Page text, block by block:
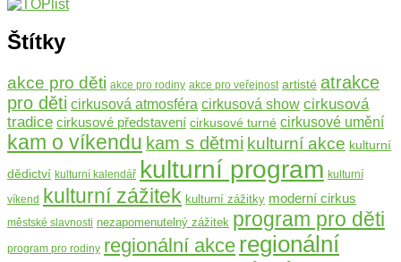
Štítky
akce pro děti akce pro rodiny akce pro veřejnost artisté atrakce
pro děti cirkusová atmosféra cirkusová show cirkusová
tradice cirkusové představení cirkusové turné cirkusové umění
kam o víkendu kam s dětmi kulturní akce kulturní
dědictví kulturní kalendář kulturní program kulturní
víkend kulturní zážitek kulturní zážitky moderní cirkus
městské slavnosti nezapomenutelný zážitek program pro děti
program pro rodiny regionální akce regionální